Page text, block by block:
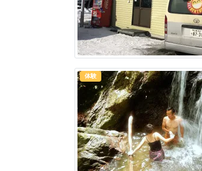
体験